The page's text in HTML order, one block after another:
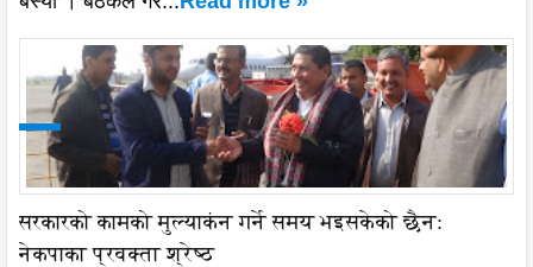
सरकारको कामको मुल्याकंन गर्ने समय भइसकेको छैन:
नेकपाका प्रवक्ता श्रेष्ठ